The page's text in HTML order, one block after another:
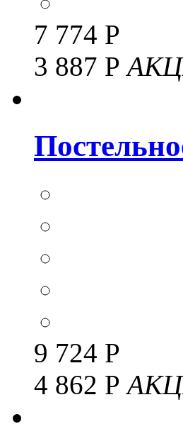
7 774 Р
3 887 Р
9 724 Р
4 862 Р